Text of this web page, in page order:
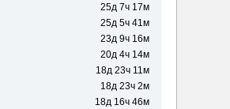
25д 7ч 17м
25д 5ч 41м
23д 9ч 16м
20д 4ч 14м
18д 23ч 11м
18д 23ч 2м
18д 16ч 46м